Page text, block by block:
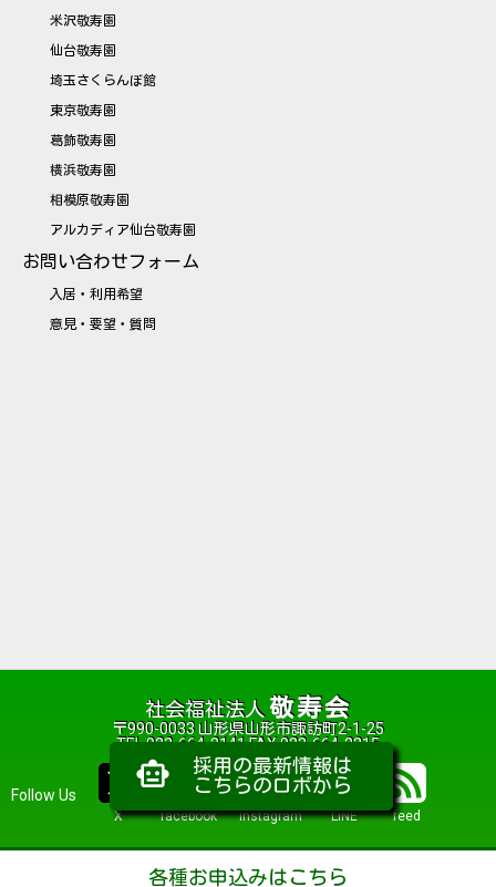
米沢敬寿園
仙台敬寿園
埼玉さくらんぼ館
東京敬寿園
葛飾敬寿園
横浜敬寿園
相模原敬寿園
アルカディア仙台敬寿園
お問い合わせフォーム
入居・利用希望
意見・要望・質問
社会福祉法人敬寿会
〒990-0033 山形県山形市諏訪町2-1-25
TEL 023-664-2141 FAX 023-664-2215
Follow Us
X facebook Instagram LINE feed
各種お申込みはこちら
smart_toy
採用の最新情報は
こちらのロボから